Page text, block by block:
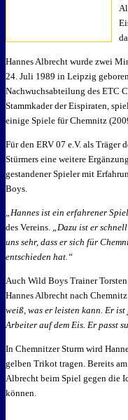
Hannes Albrecht wurde zwei
24. Juli 1989 in Leipzig
Nachwuchsabteilung des ETC
Stammkader der Eispiraten,
einige Spiele für Chemnitz
Für den ERV 07 e.V. als
Stürmers eine weitere
gestandener Spieler mit
Boys.
„Hannes ist ein erfahrener
des Vereins. „Dazu ist er
uns sehr, dass er sich für
entschieden hat.“
Auch Wild Boys Trainer
Hannes Albrecht nach Chemnitz
weiß, was er leisten kann. Er
Arbeiter auf dem Eis. Er passt
In Chemnitzer Sturm wird
gelben Trikot tragen. Bereits
Albrecht beim Spiel gegen die
können.